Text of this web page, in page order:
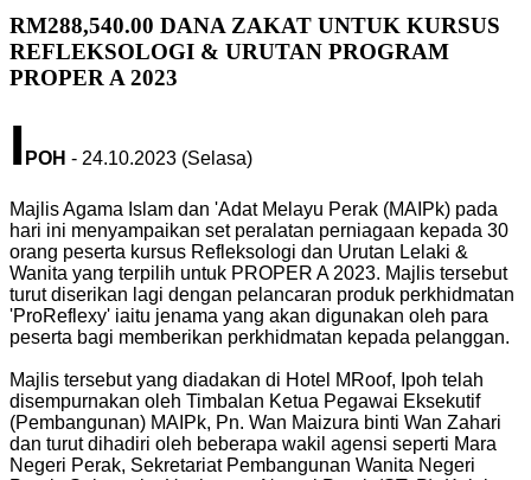
RM288,540.00 DANA ZAKAT UNTUK KURSUS
REFLEKSOLOGI & URUTAN PROGRAM
PROPER A 2023
I POH - 24.10.2023 (Selasa)
Majlis Agama Islam dan 'Adat Melayu Perak (MAIPk) pada
hari ini menyampaikan set peralatan perniagaan kepada 30
orang peserta kursus Refleksologi dan Urutan Lelaki &
Wanita yang terpilih untuk PROPER A 2023. Majlis tersebut
turut diserikan lagi dengan pelancaran produk perkhidmatan
'ProReflexy' iaitu jenama yang akan digunakan oleh para
peserta bagi memberikan perkhidmatan kepada pelanggan.
Majlis tersebut yang diadakan di Hotel MRoof, Ipoh telah
disempurnakan oleh Timbalan Ketua Pegawai Eksekutif
(Pembangunan) MAIPk, Pn. Wan Maizura binti Wan Zahari
dan turut dihadiri oleh beberapa wakil agensi seperti Mara
Negeri Perak, Sekretariat Pembangunan Wanita Negeri